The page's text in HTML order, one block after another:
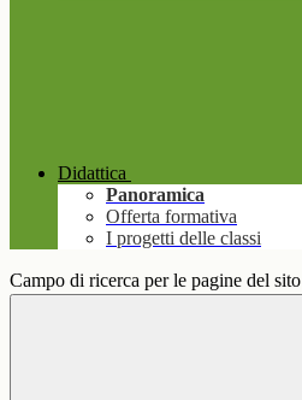
Didattica
Panoramica
Offerta formativa
I progetti delle classi
Campo di ricerca per le pagine del sito